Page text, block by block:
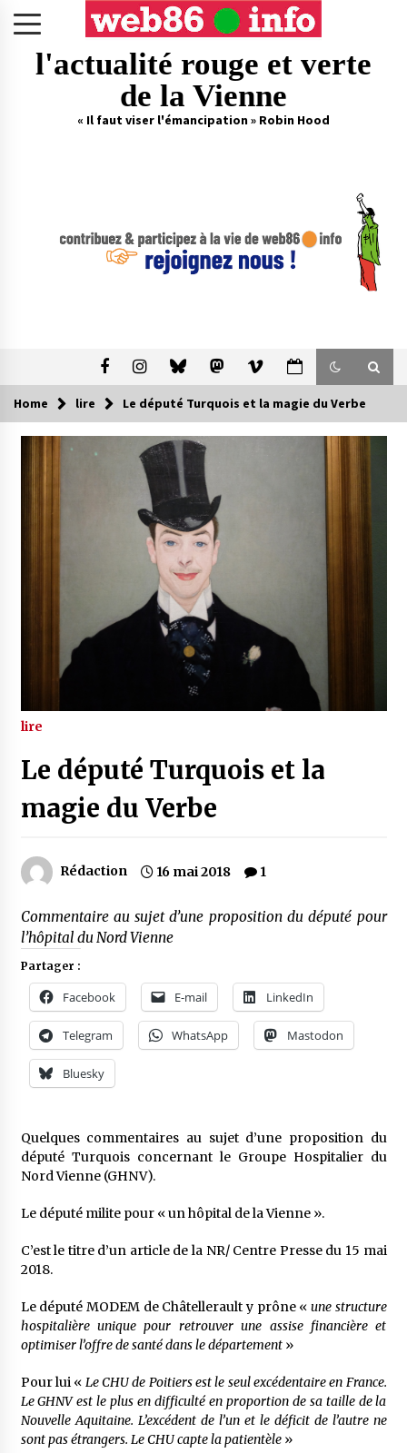
l'actualité rouge et verte
de la Vienne
« Il faut viser l'émancipation » Robin Hood
Home lire Le député Turquois et la magie du Verbe
lire
Le député Turquois et la
magie du Verbe
Rédaction 16 mai 2018 1
Commentaire au sujet d’une proposition du député pour
l’hôpital du Nord Vienne
Partager :
Facebook E-mail LinkedIn
Telegram WhatsApp Mastodon
Bluesky
Quelques commentaires au sujet d’une proposition du
député Turquois concernant le Groupe Hospitalier du
Nord Vienne (GHNV).
Le député milite pour « un hôpital de la Vienne ».
C’est le titre d’un article de la NR/ Centre Presse du 15 mai
2018.
Le député MODEM de Châtellerault y prône « une structure
hospitalière unique pour retrouver une assise financière et
optimiser l’offre de santé dans le département»
Pour lui « Le CHU de Poitiers est le seul excédentaire en France.
Le GHNV est le plus en difficulté en proportion de sa taille de la
Nouvelle Aquitaine. L’excédent de l’un et le déficit de l’autre ne
sont pas étrangers. Le CHU capte la patientèle»